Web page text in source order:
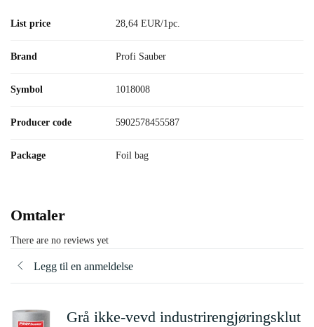
List price 28,64 EUR/1pc.
Brand Profi Sauber
Symbol 1018008
Producer code 5902578455587
Package Foil bag
Omtaler
There are no reviews yet
Legg til en anmeldelse
Grå ikke-vevd industrirengjøringsklut